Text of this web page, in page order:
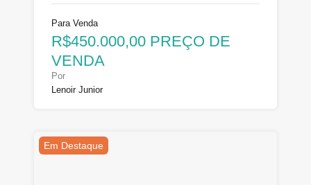
Para Venda
R$450.000,00 PREÇO DE
VENDA
Por
Lenoir Junior
Em Destaque